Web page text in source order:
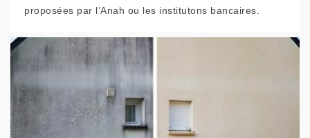
proposées par l’Anah ou les institutons bancaires.